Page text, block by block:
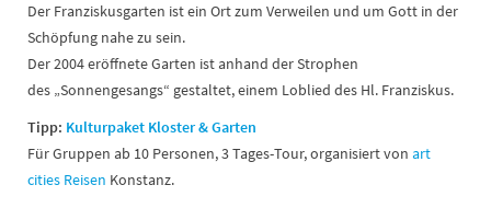
Der Franziskusgarten ist ein Ort zum Verweilen und um Gott in der
Schöpfung nahe zu sein.
Der 2004 eröffnete Garten ist anhand der Strophen
des „Sonnengesangs“ gestaltet, einem Loblied des Hl. Franziskus.
Tipp: Kulturpaket Kloster & Garten
Für Gruppen ab 10 Personen, 3 Tages-Tour, organisiert von art
cities Reisen Konstanz.